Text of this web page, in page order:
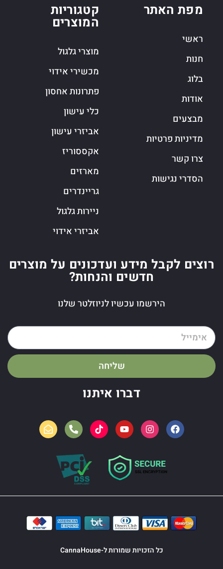
מפת האתר
ראשי
חנות
בלוג
אודות
מבצעים
מדיניות פרטיות
צרו קשר
הסדרי נגישות
קטגוריות
המוצרים
מוצרי גלגול
מכשירי אידוי
פתרונות אחסון
כלי עישון
אביזרי עישון
אקססוריז
מארזים
גריינדרים
ניירות גלגול
אביזרי אידוי
רוצים לקבל מידע ועדכונים על מוצרים
חדשים והנחות?
הירשמו עכשיו לניוזלטר שלנו
שליחה
דברו איתנו
כל הזכויות שמורות ל-CannaHouse